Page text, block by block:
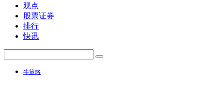
观点
股票证券
排行
快讯
牛策略